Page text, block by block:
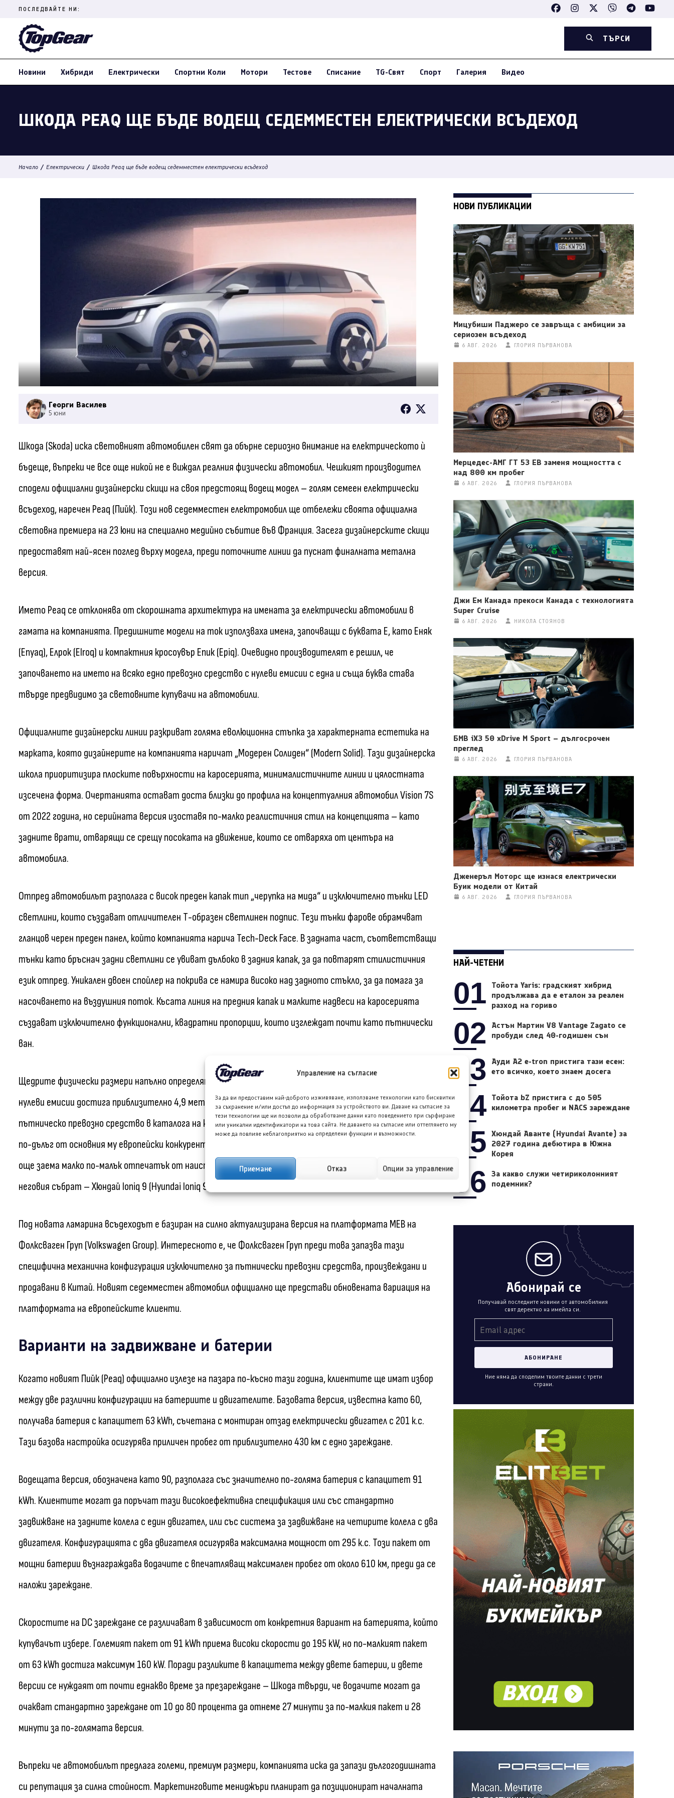
Управление на съгласие
За да ви предоставим най-доброто изживяване, използваме технологии като бисквитки
за съхранение и/или достъп до информация за устройството ви. Даване на съгласие за
тези технологии ще ни позволи да обработваме данни като поведението при сърфиране
или уникални идентификатори на това сайта. Не даването на съгласие или оттеглянето му
може да повлияе неблагоприятно на определени функции и възможности.
Приемане Отказ Опции за управление
content
(Press
ПОСЛЕДВАЙТЕ НИ:
ТЪРСИ
Новини Хибриди Електрически Спортни Коли Мотори Тестове Списание TG-Свят Спорт Галерия Видео
ШКОДА PEAQ ЩЕ БЪДЕ ВОДЕЩ СЕДЕММЕСТЕН ЕЛЕКТРИЧЕСКИ ВСЪДЕХОД
Начало / Електрически / Шкода Peaq ще бъде водещ седемместен електрически всъдеход
Георги Василев
5 юни
Шкода (Skoda) иска световният автомобилен свят да обърне сериозно внимание на електрическото ѝ
бъдеще, въпреки че все още никой не е виждал реалния физически автомобил. Чешкият производител
сподели официални дизайнерски скици на своя предстоящ водещ модел – голям семеен електрически
всъдеход, наречен Peaq (Пийк). Този нов седемместен електромобил ще отбележи своята официална
световна премиера на 23 юни на специално медийно събитие във Франция. Засега дизайнерските скици
предоставят най-ясен поглед върху модела, преди поточните линии да пуснат финалната метална
версия.
Името Peaq се отклонява от скорошната архитектура на имената за електрически автомобили в
гамата на компанията. Предишните модели на ток използваха имена, започващи с буквата Е, като Еняк
(Enyaq), Елрок (Elroq) и компактния кросоувър Епик (Epiq). Очевидно производителят е решил, че
започването на името на всяко едно превозно средство с нулеви емисии с една и съща буква става
твърде предвидимо за световните купувачи на автомобили.
Официалните дизайнерски линии разкриват голяма еволюционна стъпка за характерната естетика на
марката, която дизайнерите на компанията наричат „Модерен Солиден“ (Modern Solid). Тази дизайнерска
школа приоритизира плоските повърхности на каросерията, минималистичните линии и цялостната
изсечена форма. Очертанията остават доста близки до профила на концептуалния автомобил Vision 7S
от 2022 година, но серийната версия изоставя по-малко реалистичния стил на концепцията – като
задните врати, отварящи се срещу посоката на движение, които се отваряха от центъра на
автомобила.
Отпред автомобилът разполага с висок преден капак тип „черупка на мида“ и изключително тънки LED
светлини, които създават отличителен Т-образен светлинен подпис. Тези тънки фарове обрамчват
гланцов черен преден панел, който компанията нарича Tech-Deck Face. В задната част, съответстващи
тънки като бръснач задни светлини се увиват дълбоко в задния капак, за да повтарят стилистичния
език отпред. Уникален двоен спойлер на покрива се намира високо над задното стъкло, за да помага за
насочването на въздушния поток. Късата линия на предния капак и малките надвеси на каросерията
създават изключително функционални, квадратни пропорции, които изглеждат почти като пътнически
ван.
Щедрите физически размери напълно определят това ново семейно превозно средство. Моделът с
нулеви емисии достига приблизително 4,9 метра дължина, което го прави абсолютно най-голямото
пътническо превозно средство в каталога на компанията. Тази масивна конструкция прави автомобила
по-дълъг от основния му европейски конкурент – Пежо Е-5008 (Peugeot E-5008). Въпреки това, той все
още заема малко по-малък отпечатък от наистина гигантски електромобили като Киа EV9 (Kia EV9) или
неговия събрат – Хюндай Ioniq 9 (Hyundai Ioniq 9).
Под новата ламарина всъдеходът е базиран на силно актуализирана версия на платформата MEB на
Фолксваген Груп (Volkswagen Group). Интересното е, че Фолксваген Груп преди това запазва тази
специфична механична конфигурация изключително за пътнически превозни средства, произвеждани и
продавани в Китай. Новият седемместен автомобил официално ще представи обновената вариация на
платформата на европейските клиенти.
Варианти на задвижване и батерии
Когато новият Пийк (Peaq) официално излезе на пазара по-късно тази година, клиентите ще имат избор
между две различни конфигурации на батериите и двигателите. Базовата версия, известна като 60,
получава батерия с капацитет 63 kWh, съчетана с монтиран отзад електрически двигател с 201 к.с.
Тази базова настройка осигурява приличен пробег от приблизително 430 км с едно зареждане.
Водещата версия, обозначена като 90, разполага със значително по-голяма батерия с капацитет 91
kWh. Клиентите могат да поръчат тази високоефективна спецификация или със стандартно
задвижване на задните колела с един двигател, или със система за задвижване на четирите колела с два
двигателя. Конфигурацията с два двигателя осигурява максимална мощност от 295 к.с. Този пакет от
мощни батерии възнаграждава водачите с впечатляващ максимален пробег от около 610 км, преди да се
наложи зареждане.
Скоростите на DC зареждане се различават в зависимост от конкретния вариант на батерията, който
купувачът избере. Големият пакет от 91 kWh приема високи скорости до 195 kW, но по-малкият пакет
от 63 kWh достига максимум 160 kW. Поради разликите в капацитета между двете батерии, и двете
версии се нуждаят от почти еднакво време за презареждане – Шкода твърди, че водачите могат да
очакват стандартно зареждане от 10 до 80 процента да отнеме 27 минути за по-малкия пакет и 28
минути за по-голямата версия.
Въпреки че автомобилът предлага големи, премиум размери, компанията иска да запази дългогодишната
си репутация за силна стойност. Маркетинговите мениджъри планират да позиционират началната
НОВИ ПУБЛИКАЦИИ
Мицубиши Паджеро се завръща с амбиции за
сериозен всъдеход
6 АВГ. 2026 ГЛОРИЯ ПЪРВАНОВА
Мерцедес-АМГ ГТ 53 ЕВ заменя мощността с
над 800 км пробег
6 АВГ. 2026 ГЛОРИЯ ПЪРВАНОВА
Джи Ем Канада прекоси Канада с технологията
Super Cruise
6 АВГ. 2026 НИКОЛА СТОЯНОВ
БМВ iX3 50 xDrive M Sport – дългосрочен
преглед
6 АВГ. 2026 ГЛОРИЯ ПЪРВАНОВА
Дженеръл Моторс ще изнася електрически
Буик модели от Китай
6 АВГ. 2026 ГЛОРИЯ ПЪРВАНОВА
НАЙ-ЧЕТЕНИ
01
Тойота Yaris: градският хибрид
продължава да е еталон за реален
разход на гориво
02
Астън Мартин V8 Vantage Zagato се
пробуди след 40-годишен сън
03
Ауди A2 e-tron пристига тази есен:
ето всичко, което знаем досега
04 Тойота bZ пристига с до 505
километра пробег и NACS зареждане
05 Хюндай Аванте (Hyundai Avante) за
2027 година дебютира в Южна
Корея
06 За какво служи четириколонният
подемник?
Абонирай се
Получавай последните новини от автомобилния
свят деректно на имейла си.
Ние няма да споделим твоите данни с трети
страни.